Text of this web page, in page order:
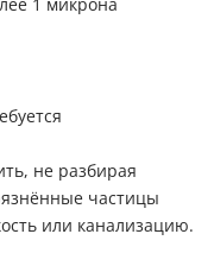
1 микрона
не разбирая
частицы
или канализацию.